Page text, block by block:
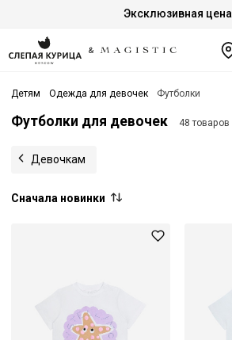
Эксклюзивная цена
Детям Одежда для девочек Футболки
Футболки для девочек 48 товаров
Девочкам
Сначала новинки